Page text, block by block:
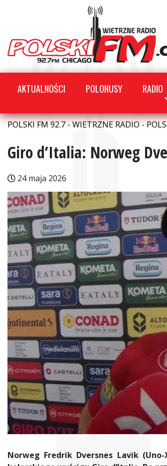
AKTUALNOŚCI POLONUSY RADIO
POLSKI FM 92.7 - WIETRZNE RADIO -
Giro d’Italia: Norweg
24 maja 2026
Norweg Fredrik Dversnes Lavik